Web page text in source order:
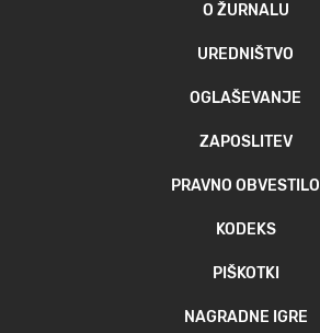
O ŽURNALU
UREDNIŠTVO
OGLAŠEVANJE
ZAPOSLITEV
PRAVNO OBVESTILO
KODEKS
PIŠKOTKI
NAGRADNE IGRE